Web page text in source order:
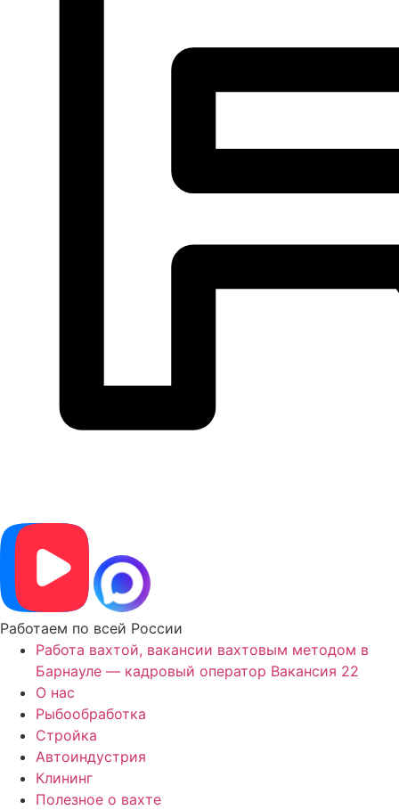
Работаем по всей России
Работа вахтой, вакансии вахтовым методом в
Барнауле — кадровый оператор Вакансия 22
О нас
Рыбообработка
Стройка
Автоиндустрия
Клининг
Полезное о вахте